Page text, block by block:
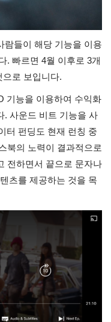
람들이 해당 기능을 이용
. 빠르면 4월 이후로 3개
로 보입니다.
기능을 이용하여 수익화
. 사운드 비트 기능을 사
터 펀딩도 현재 런칭 중
북의 노력이 결과적으로
전하면서 끝으로 문자나
츠를 제공하는 것을 목